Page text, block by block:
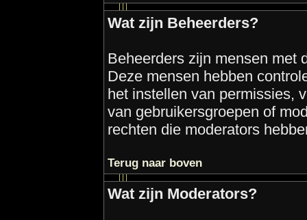
Wat zijn Beheerders?
Beheerders zijn mensen met
Deze mensen hebben
het instellen van permissies,
van gebruikersgroepen of
rechten die moderators
Terug naar boven
Wat zijn Moderators?